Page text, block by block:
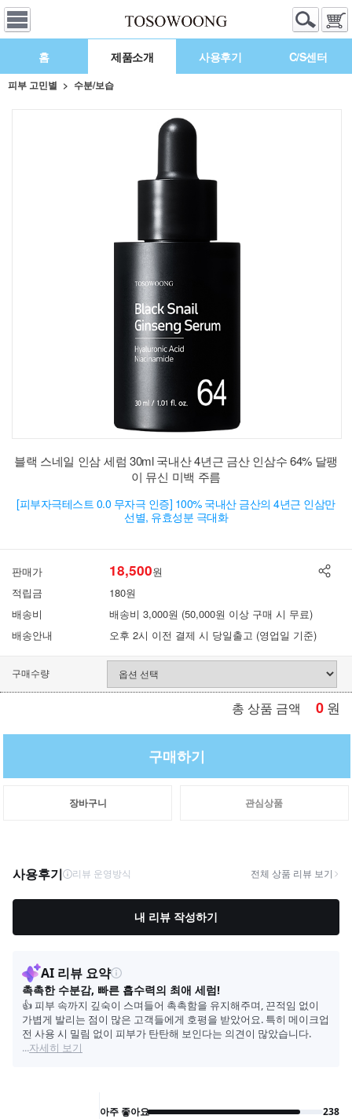
홈 제품소개 사용후기 C/S센터
피부 고민별 수분/보습
블랙 스네일 인삼 세럼 30ml 국내산 4년근 금산 인삼수 64% 달팽
이 뮤신 미백 주름
[피부자극테스트 0.0 무자극 인증] 100% 국내산 금산의 4년근 인삼만
선별, 유효성분 극대화
판매가 18,500원
적립금
180원
배송비
배송비 3,000원 (50,000원 이상 구매 시 무료)
배송안내
오후 2시 이전 결제 시 당일출고 (영업일 기준)
구매수량
총 상품 금액 0 원
구매하기
장바구니 관심상품